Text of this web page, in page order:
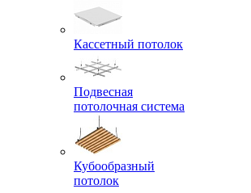
Кассетный потолок
Подвесная
потолочная система
Кубообразный
потолок